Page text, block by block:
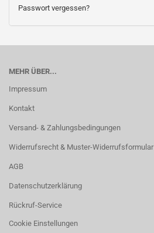
Passwort vergessen?
MEHR ÜBER...
Impressum
Kontakt
Versand- & Zahlungsbedingungen
Widerrufsrecht & Muster-Widerrufsformular
AGB
Datenschutzerklärung
Rückruf-Service
Cookie Einstellungen